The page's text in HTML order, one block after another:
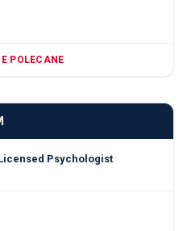
POLECANE
Psychologist